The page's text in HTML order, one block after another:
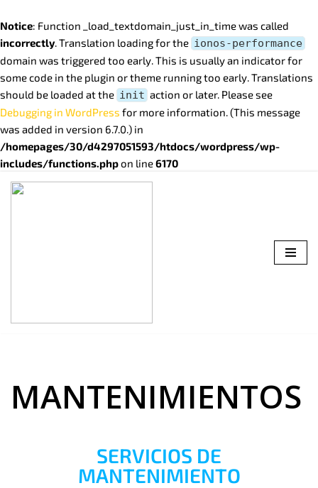
Notice: Function _load_textdomain_just_in_time was called
incorrectly. Translation loading for the ionos-performance
domain was triggered too early. This is usually an indicator for
some code in the plugin or theme running too early. Translations
should be loaded at the init action or later. Please see
Debugging in WordPress for more information. (This message
was added in version 6.7.0.) in
/homepages/30/d4297051593/htdocs/wordpress/wp-
includes/functions.phpon line6170
MANTENIMIENTOS
SERVICIOS DE
MANTENIMIENTO